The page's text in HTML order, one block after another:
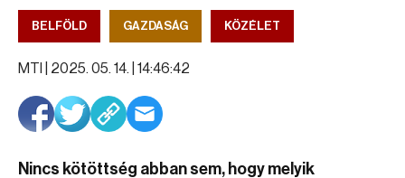
BELFÖLD GAZDASÁG KÖZÉLET
MTI | 2025. 05. 14. | 14:46:42
Nincs kötöttség abban sem, hogy melyik